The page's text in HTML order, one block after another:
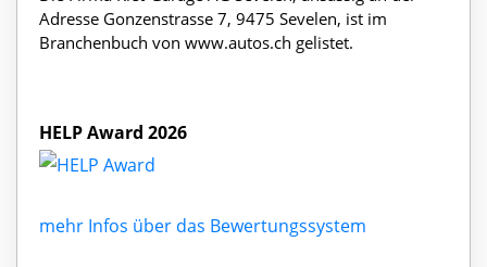
Adresse Gonzenstrasse 7, 9475 Sevelen, ist im
Branchenbuch von www.autos.ch gelistet.
HELP Award 2026
mehr Infos über das Bewertungssystem